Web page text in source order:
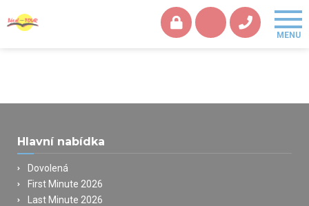
Hlavní nabídka
Dovolená
First Minute 2026
Last Minute 2026